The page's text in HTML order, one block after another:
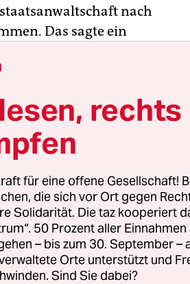
nach
Das sagte ein
war zunächst nicht zu
in seiner Wohnung
der Polizei Essen
rechts
für eine offene Gesellschaft!
die sich vor Ort gegen
Solidarität. Die taz kooperiert
50 Prozent aller
– bis zum 30. September –
Orte unterstützt und
Sind Sie dabei?